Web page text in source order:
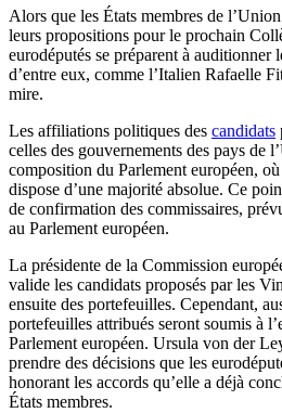
Alors que les États membres de
leurs propositions pour le prochain
eurodéputés se préparent à auditionner
d’entre eux, comme l’Italien Rafaelle
mire.
Les affiliations politiques des candidats
celles des gouvernements des pays de
composition du Parlement européen,
dispose d’une majorité absolue. Ce
de confirmation des commissaires,
au Parlement européen.
La présidente de la Commission
valide les candidats proposés par les
ensuite des portefeuilles. Cependant,
portefeuilles attribués seront soumis à
Parlement européen. Ursula von der
prendre des décisions que les
honorant les accords qu’elle a déjà
États membres.